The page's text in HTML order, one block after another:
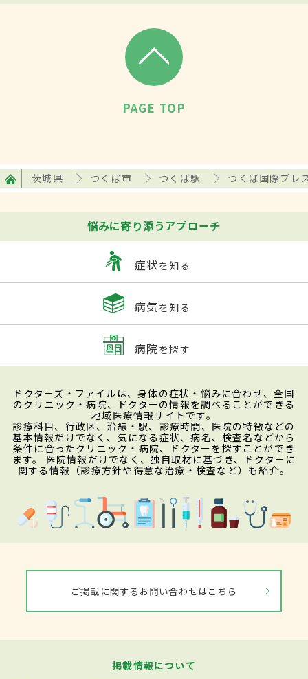
PAGE TOP
茨城県 つくば市 つくば駅 つくば国際ブレ
悩みに寄り添うアプローチ
症状を知る
病気を知る
病院を探す
ドクターズ・ファイルは、身体の症状・悩みに合わせ、全国
のクリニック・病院、ドクターの情報を調べることができる
地域医療情報サイトです。
診療科目、行政区、沿線・駅、診療時間、医院の特徴などの
基本情報だけでなく、気になる症状、病名、検査名などから
条件に合ったクリニック・病院、ドクターを探すことができ
ます。 医院情報だけでなく、独自取材に基づき、ドクターに
関する情報（診療方針や得意な治療・検査など）も紹介。
ご掲載に関するお問い合わせはこちら
掲載情報について